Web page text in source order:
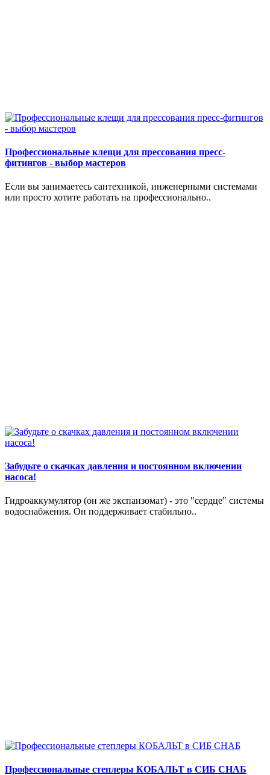
Профессиональные клещи для прессования пресс-
фитингов - выбор мастеров
Если вы занимаетесь сантехникой, инженерными системами
или просто хотите работать на профессионально..
Забудьте о скачках давления и постоянном включении
насоса!
Гидроаккумулятор (он же экспанзомат) - это "сердце" системы
водоснабжения. Он поддерживает стабильно..
Профессиональные степлеры КОБАЛЬТ в СИБ СНАБ